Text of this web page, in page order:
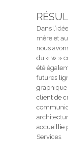
Dans
mère et
nous
du « w »
été
futures
graphique
client de
accueillie
Services.